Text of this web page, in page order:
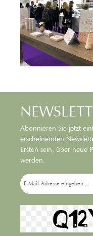
Abonnieren Sie jetzt
erscheinenden
Ersten sein, über neue
werden.
E-
Mail-
Adresse*